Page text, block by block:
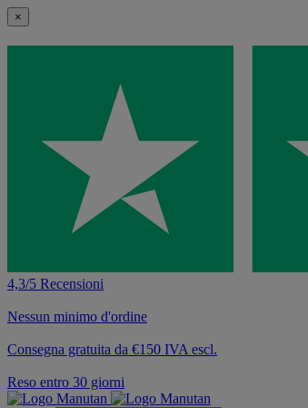
×
4,3/5 Recensioni
Nessun minimo d'ordine
Consegna gratuita da €150 IVA escl.
Reso entro 30 giorni